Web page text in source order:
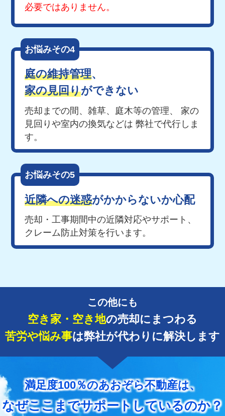
必要ではありません。
お悩みその4
庭の維持管理、
家の見回りができない
売却までの間、雑草、庭木等の管理、
家の
見回りや室内の換気などは 弊社で代行しま
す。
お悩みその5
近隣への迷惑がかからないか心配
売却・工事期間中の近隣対応やサポート、
クレーム防止対策を行います。
この他にも
空き家・空き地の売却にまつわる
苦労や悩み事は弊社が代わりに解決します
満足度100％のあおぞら不動産は、
なぜここまでサポートしているのか？